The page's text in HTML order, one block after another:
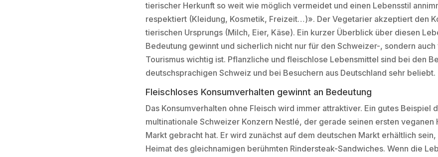
tierischer Herkunft so weit wie möglich vermeidet und einen Lebensstil
respektiert (Kleidung, Kosmetik, Freizeit…)». Der Vegetarier akzeptiert den
tierischen Ursprungs (Milch, Eier, Käse). Ein kurzer Überblick über diesen
Bedeutung gewinnt und sicherlich nicht nur für den Schweizer-, sondern
Tourismus wichtig ist. Pflanzliche und fleischlose Lebensmittel sind bei den
deutschsprachigen Schweiz und bei Besuchern aus Deutschland sehr beliebt.
Fleischloses Konsumverhalten gewinnt an Bedeutung
Das Konsumverhalten ohne Fleisch wird immer attraktiver. Ein gutes Beispiel
multinationale Schweizer Konzern Nestlé, der gerade seinen ersten veganen
Markt gebracht hat. Er wird zunächst auf dem deutschen Markt erhältlich
Heimat des gleichnamigen berühmten Rindersteak-Sandwiches. Wenn die